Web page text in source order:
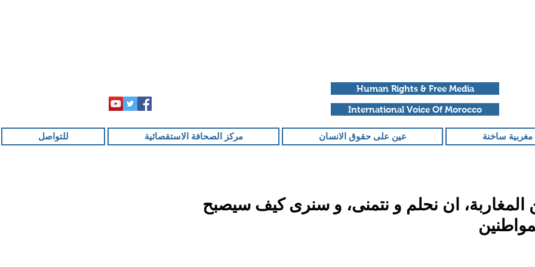
Human Rights & Free Media
International Voice Of Morocco
ساخنة عين على حقوق الانسان مركز الصحافة الاستقصائية للتواصل
المغاربة، ان نحلم و نتمنى، و سنرى كيف سيصبح